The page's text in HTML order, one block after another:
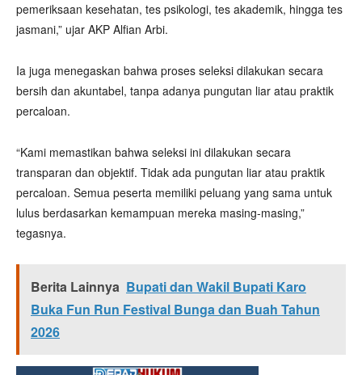
pemeriksaan kesehatan, tes psikologi, tes akademik, hingga tes
jasmani,” ujar AKP Alfian Arbi.
Ia juga menegaskan bahwa proses seleksi dilakukan secara
bersih dan akuntabel, tanpa adanya pungutan liar atau praktik
percaloan.
“Kami memastikan bahwa seleksi ini dilakukan secara
transparan dan objektif. Tidak ada pungutan liar atau praktik
percaloan. Semua peserta memiliki peluang yang sama untuk
lulus berdasarkan kemampuan mereka masing-masing,”
tegasnya.
Berita Lainnya Bupati dan Wakil Bupati Karo
Buka Fun Run Festival Bunga dan Buah Tahun
2026